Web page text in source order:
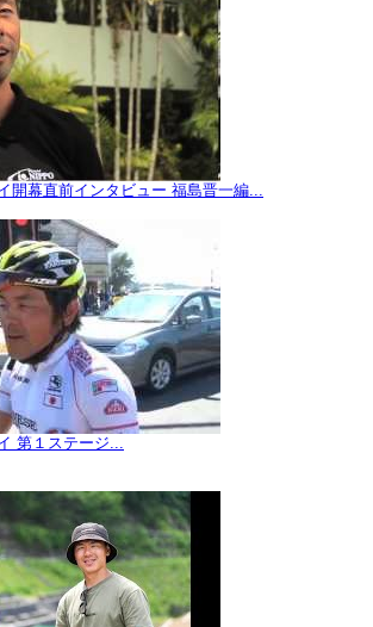
開幕直前インタビュー 福島晋一編...
第１ステージ...